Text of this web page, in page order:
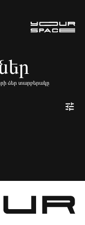
ձեր տարբերակը